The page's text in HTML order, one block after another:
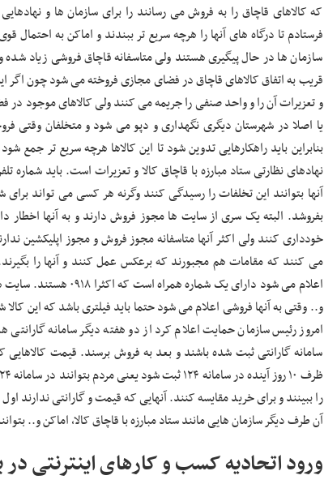
که کالاهای قاچاق را به فروش می رسانند را برای سازمان ها و نهادهایی
فرستادم تا درگاه های آنها را هرچه سریع تر ببندند و اماکن به احتمال
سازمان ها در حال پیگیری هستند ولی متاسفانه قاچاق فروشی زیاد
قریب به اتفاق کالاهای قاچاق در فضای مجازی فروخته می شود چون اگر
و تعزیرات آن را و واحد صنفی را جریمه می کنند ولی کالاهای موجود
یا اصلا در شهرستان دیگری نگهداری و دپو می شود و متخلفان وقتی
بنابراین باید راهکارهایی تدوین شود تا این کالاها هرچه سریع تر جمع
نهادهای نظارتی ستاد مبارزه با قاچاق کالا و تعزیرات است. باید شماره
آنها بتوانند این تخلفات را رسیدگی کنند وگرنه هر کسی می تواند
بفروشد. البته یک سری از سایت ها مجوز فروش دارند و به آنها اخطار
خودداری کنند ولی اکثر آنها متاسفانه مجوز فروش و مجوز اپلیکشین
می کنند که مقامات هم مجبورند که برعکس عمل کنند و آنها را
اعلام می شود دارای یک
و.. وقتی به آنها فروشی اعلام می شود حتما باید فیلتری باشد که این
امروز رئیس سازمان حمایت اعلام کرد از دو هفته دیگر سامانه گارانتی
سامانه گارانتی ثبت شده باشند و بعد به فروش برسند. قیمت کالاهایی
را ببینند و برای خرید مقایسه کنند. آنهایی که قیمت و گارانتی ندارند
آن طرف دیگر سازمان هایی مانند ستاد مبارزه با قاچاق کالا، اماکن و..
ورود اتحادیه کسب و کارهای اینترنتی در